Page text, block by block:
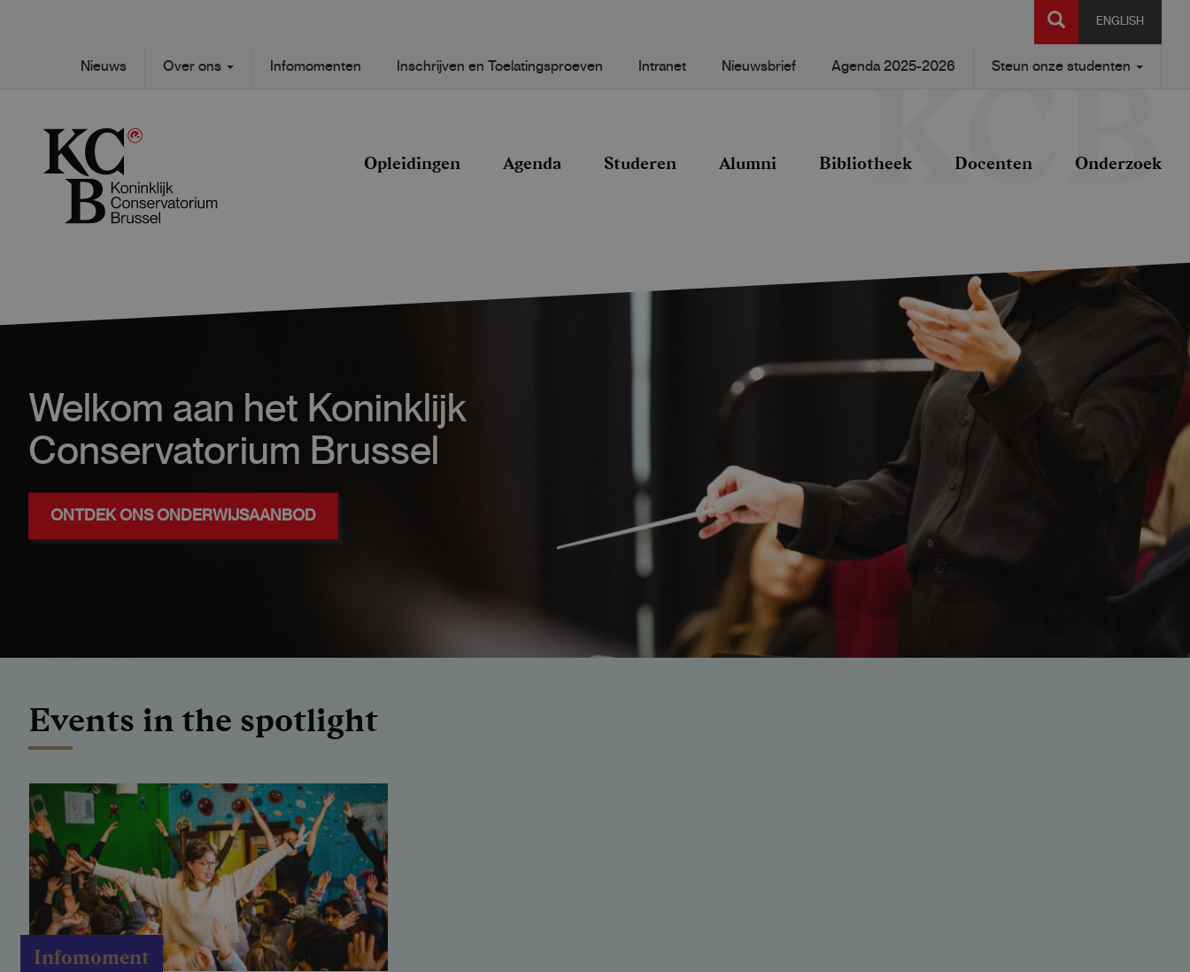
ENGLISH
SEARCH
Secondary
navigation
Nieuws Over ons Infomomenten Inschrijven en Toelatingsproeven Intranet Nieuwsbrief Agenda 2025-2026 Steun onze studenten
navigation
Opleidingen Agenda Studeren Alumni Bibliotheek Docenten Onderzoek
Welkom aan het Koninklijk
Conservatorium Brussel
ONTDEK ONS ONDERWIJSAANBOD
Events in the spotlight
Infomoment